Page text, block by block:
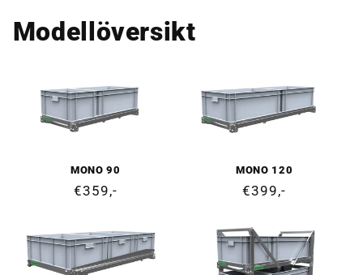
Modellöversikt
MONO 90
Ordinarie
€359,-
MONO 120
Ordinarie
€399,-